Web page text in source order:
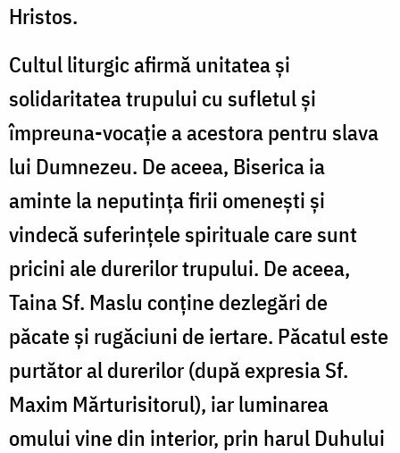
Hristos.
Cultul liturgic afirmă unitatea şi
solidaritatea trupului cu sufletul şi
împreuna-vocaţie a acestora pentru slava
lui Dumnezeu. De aceea, Biserica ia
aminte la neputinţa firii omeneşti şi
vindecă suferinţele spirituale care sunt
pricini ale durerilor trupului. De aceea,
Taina Sf. Maslu conţine dezlegări de
păcate şi rugăciuni de iertare. Păcatul este
purtător al durerilor (după expresia Sf.
Maxim Mărturisitorul), iar luminarea
omului vine din interior, prin harul Duhului